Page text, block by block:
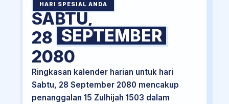
HARI SPESIAL ANDA
SABTU,
28 SEPTEMBER
2080
Ringkasan kalender harian untuk hari
Sabtu, 28 September 2080 mencakup
penanggalan 15 Zulhijah 1503 dalam